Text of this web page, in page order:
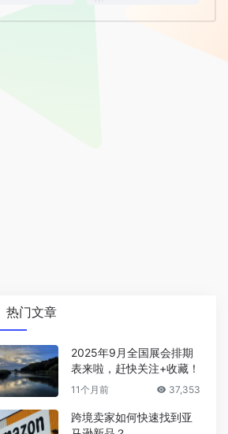
热门文章
2025年9月全国展会排期
表来啦，赶快关注+收藏！
11个月前 37,353
跨境卖家如何快速找到亚